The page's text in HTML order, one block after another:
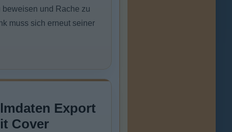
und Rache zu
muss sich erneut seiner
Export
Cover